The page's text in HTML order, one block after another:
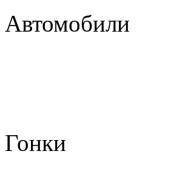
Автомобили
Гонки